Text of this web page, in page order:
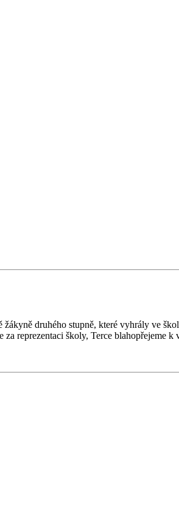
druhého stupně, které vyhrály ve
reprezentaci školy, Terce blahopřejeme